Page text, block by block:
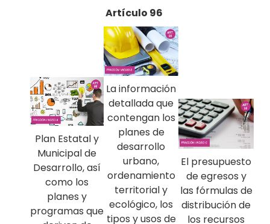
Artículo 96
Plan Estatal y
Municipal de
Desarrollo, así
como los
planes y
programas que
La información
detallada que
contengan los
planes de
desarrollo
urbano,
ordenamiento
territorial y
ecológico, los
tipos y usos de
El presupuesto
de egresos y
las fórmulas de
distribución de
los recursos